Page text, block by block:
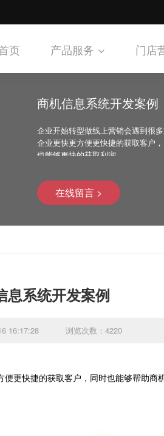
页 产品服务 门店
商机信息系统开发案例
企业开始转型做线上营销会遇到很
企业更快更方便更快捷的获取客户
也能够更快的获取利润。
在线留言 >
息系统开发案例
16:17:28 浏览次数：4220
更快捷的获取客户，同时也能够帮助商